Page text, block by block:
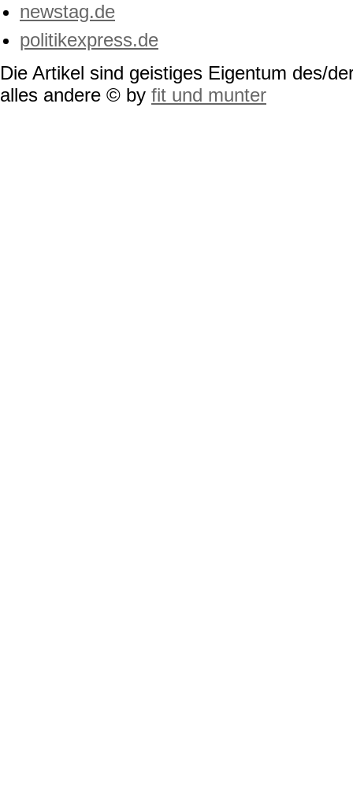
newstag.de
politikexpress.de
Die Artikel sind geistiges Eigentum des/
alles andere © by fit und munter